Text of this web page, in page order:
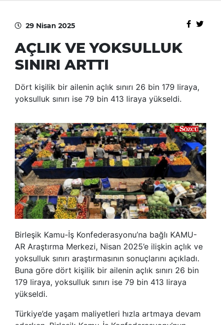
29 Nisan 2025
AÇLIK VE YOKSULLUK
SINIRI ARTTI
Dört kişilik bir ailenin açlık sınırı 26 bin 179 liraya,
yoksulluk sınırı ise 79 bin 413 liraya yükseldi.
Birleşik Kamu-İş Konfederasyonu’na bağlı KAMU-
AR Araştırma Merkezi, Nisan 2025’e ilişkin açlık ve
yoksulluk sınırı araştırmasının sonuçlarını açıkladı.
Buna göre dört kişilik bir ailenin açlık sınırı 26 bin
179 liraya, yoksulluk sınırı ise 79 bin 413 liraya
yükseldi.
Türkiye’de yaşam maliyetleri hızla artmaya devam